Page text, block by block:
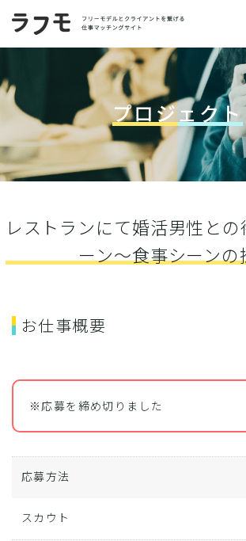
プロジェクト
レストランにて婚活男性と
ーン〜食事シーンの
お仕事概要
※応募を締め切りました
応募方法
スカウト